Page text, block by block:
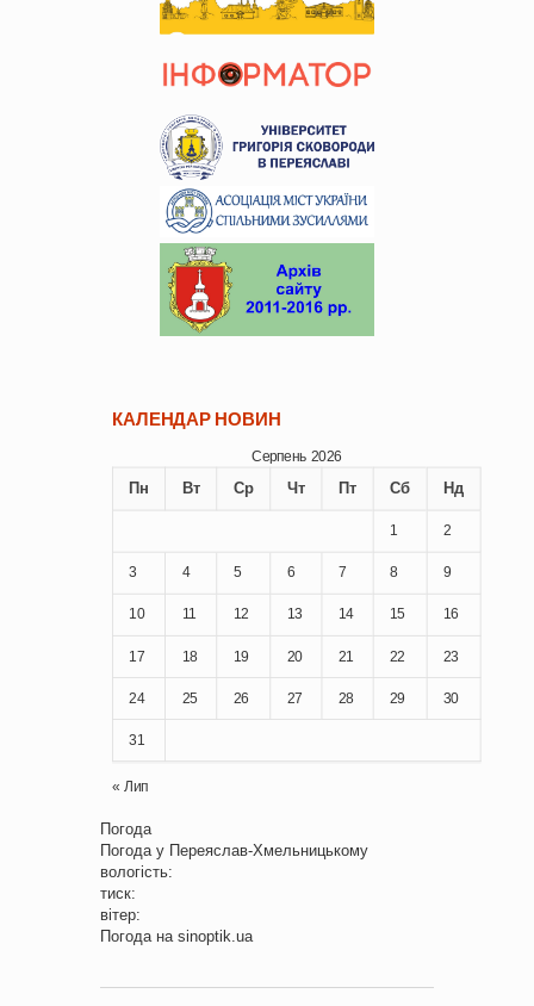
КАЛЕНДАР НОВИН
Серпень 2026
Пн Вт Ср Чт Пт Сб Нд
1 2
3 4 5 6 7 8 9
10 11 12 13 14 15 16
17 18 19 20 21 22 23
24 25 26 27 28 29 30
31
« Лип
Погода
Погода у Переяслав-Хмельницькому
вологість:
тиск:
вітер:
Погода на sinoptik.ua